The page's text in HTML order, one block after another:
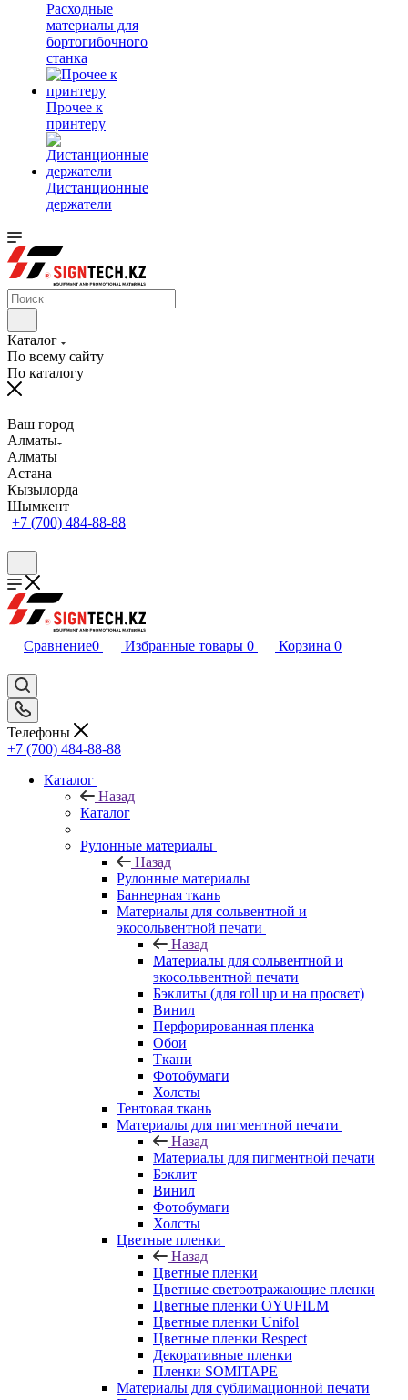
Расходные
материалы для
бортогибочного
станка
Прочее к
принтеру
Дистанционные
держатели
Каталог
По всему сайту
По каталогу
Ваш город
Алматы
Алматы
Астана
Кызылорда
Шымкент
+7 (700) 484-88-88
Сравнение0 Избранные товары 0 Корзина 0
Телефоны
+7 (700) 484-88-88
Каталог
Назад
Каталог
Рулонные материалы
Назад
Рулонные материалы
Баннерная ткань
Материалы для сольвентной и
экосольвентной печати
Назад
Материалы для сольвентной и
экосольвентной печати
Бэклиты (для roll up и на просвет)
Винил
Перфорированная пленка
Обои
Ткани
Фотобумаги
Холсты
Тентовая ткань
Материалы для пигментной печати
Назад
Материалы для пигментной печати
Бэклит
Винил
Фотобумаги
Холсты
Цветные пленки
Назад
Цветные пленки
Цветные светоотражающие пленки
Цветные пленки OYUFILM
Цветные пленки Unifol
Цветные пленки Respect
Декоративные пленки
Пленки SOMITAPE
Материалы для сублимационной печати